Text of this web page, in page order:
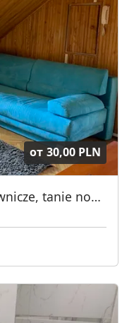
от 30,00 PLN
Go2Sleep - kwatery pracownicze, tanie noclegi dla pracowników Szeligi, Warszawa